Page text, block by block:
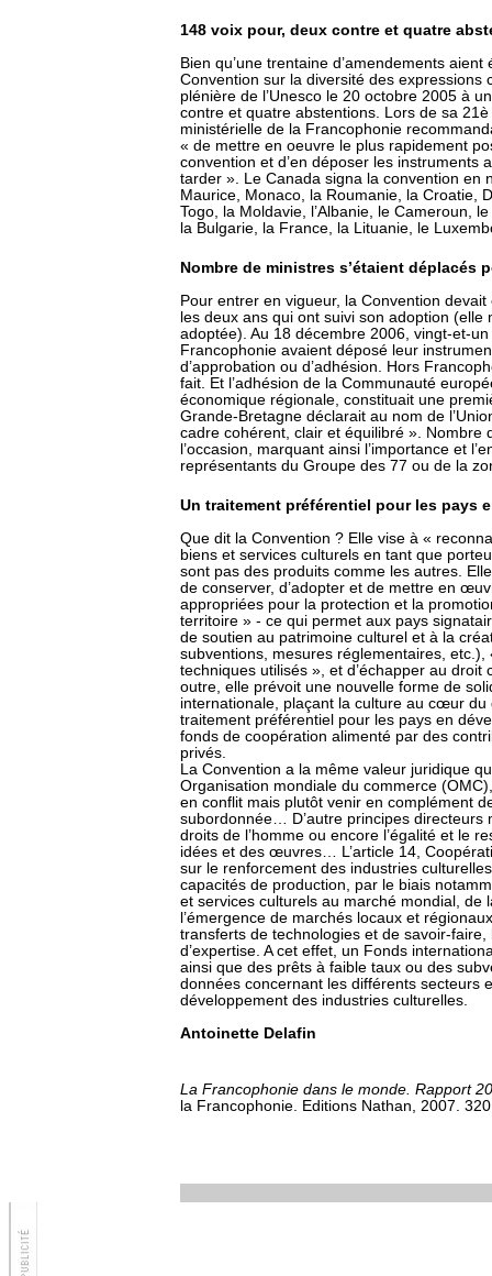
148 voix pour, deux contre et quatre
Bien qu’une trentaine d’amendements
Convention sur la diversité des expressions
plénière de l’Unesco le 20 octobre 2005 à
contre et quatre abstentions. Lors de sa
ministérielle de la Francophonie
« de mettre en oeuvre le plus rapidement
convention et d’en déposer les instruments
tarder ». Le Canada signa la convention en
Maurice, Monaco, la Roumanie, la Croatie,
Togo, la Moldavie, l’Albanie, le Cameroun,
la Bulgarie, la France, la Lituanie, le
Nombre de ministres s’étaient déplacés
Pour entrer en vigueur, la Convention
les deux ans qui ont suivi son adoption (elle
adoptée). Au 18 décembre 2006, vingt-et-
Francophonie avaient déposé leur
d’approbation ou d’adhésion. Hors
fait. Et l’adhésion de la Communauté
économique régionale, constituait une
Grande-Bretagne déclarait au nom de
cadre cohérent, clair et équilibré ». Nombre
l’occasion, marquant ainsi l’importance et
représentants du Groupe des 77 ou de la
Un traitement préférentiel pour les pays
Que dit la Convention ? Elle vise à «
biens et services culturels en tant que
sont pas des produits comme les autres.
de conserver, d’adopter et de mettre en
appropriées pour la protection et la
territoire » - ce qui permet aux pays
de soutien au patrimoine culturel et à la
subventions, mesures réglementaires,
techniques utilisés », et d’échapper au
outre, elle prévoit une nouvelle forme de
internationale, plaçant la culture au cœur
traitement préférentiel pour les pays en
fonds de coopération alimenté par des
privés.
La Convention a la même valeur juridique
Organisation mondiale du commerce
en conflit mais plutôt venir en complément
subordonnée… D’autre principes directeurs
droits de l’homme ou encore l’égalité et le
idées et des œuvres… L’article 14,
sur le renforcement des industries
capacités de production, par le biais
et services culturels au marché mondial, de
l’émergence de marchés locaux et
transferts de technologies et de savoir-faire,
d’expertise. A cet effet, un Fonds
ainsi que des prêts à faible taux ou des
données concernant les différents secteurs
développement des industries culturelles.
Antoinette Delafin
La Francophonie dans le monde. Rapport
la Francophonie. Editions Nathan, 2007.